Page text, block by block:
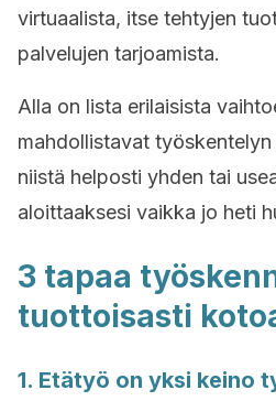
virtuaalista, itse tehtyjen
palvelujen tarjoamista.
Alla on lista erilaisista
mahdollistavat
niistä helposti yhden tai
aloittaaksesi vaikka jo heti
3 tapaa
tuottoisasti
1. Etätyö on yksi keino